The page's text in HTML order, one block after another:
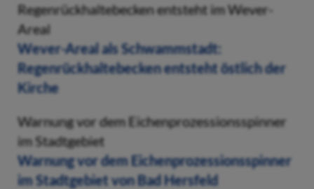
Regenrückhaltebecken entsteht im Wever-
Areal
Wever-Areal als Schwammstadt:
Regenrückhaltebecken entsteht östlich der
Kirche
Warnung vor dem Eichenprozessionsspinner
im Stadtgebiet
Warnung vor dem Eichenprozessionsspinner
im Stadtgebiet von Bad Hersfeld